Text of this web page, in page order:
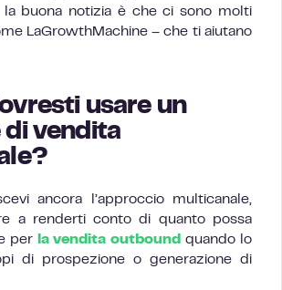
la buona notizia è che ci sono molti
LaGrowthMachine – che ti aiutano
usare un
vendita
ancora l’approccio multicanale,
a renderti conto di quanto possa
per
la vendita outbound quando lo
di prospezione o generazione di